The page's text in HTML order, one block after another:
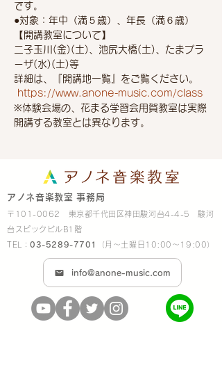
です。
●対象：年中（満５歳）、年長（満６歳）
【開講教室について】
二子玉川(金)(土)、池尻大橋(土)、たまプラ
ーザ(水)(土)等
詳細は、『開講地一覧』をご覧ください。
https://www.anone-music.com/class
※体験会場の、花まる学習会用賀教室は実際
開講する教室とは異なります。
アノネ音楽教室 事務局
〒101-0062 東京都千代田区神田駿河台4-4-5 駿河
台スピックビルB1階
TEL：03-5289-7701 （月～土曜日10:00～19:00）
info@anone-music.com